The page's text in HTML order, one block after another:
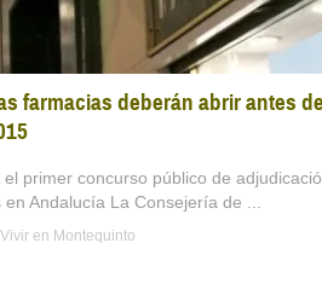
farmacias deberán abrir antes
primer concurso público de
Andalucía La Consejería de ...
Vivir en Montequinto